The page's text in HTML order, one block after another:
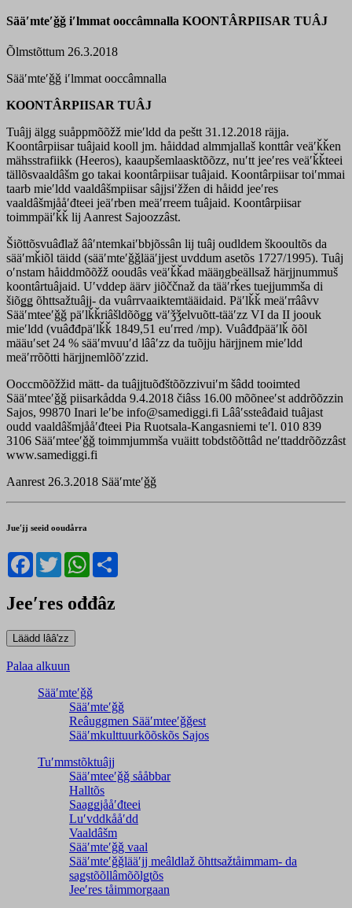
Sääʹmteʹǧǧ iʹlmmat ooccâmnalla KOONTÂRPIISAR TUÂJ
Õlmstõttum 26.3.2018
Sääʹmteʹǧǧ iʹlmmat ooccâmnalla
KOONTÂRPIISAR TUÂJ
Tuâjj älgg suåppmõõžž mieʹldd da peštt 31.12.2018 räjja.
Koontârpiisar tuâjaid kooll jm. håiddad almmjallaš konttâr veäʹǩǩen
mähsstrafiikk (Heeros), kaaupšemlaasktõõzz, nuʹtt jeeʹres veäʹǩǩteei
tällõsvaaldâšm ǥo takai koontârpiisar tuâjaid. Koontârpiisar toiʹmmai
taarb mieʹldd vaaldâšmpiisar sâjjsiʹžžen di håidd jeeʹres
vaaldâšmjååʹđteei jeäʹrben meäʹrreem tuâjaid. Koontârpiisar
toimmpäiʹǩǩ lij Aanrest Sajoozzâst.
Šiõttõsvuâđlaž ââʹntemkaiʹbbjõssân lij tuâj oudldem škooultõs da
sääʹmǩiõl täidd (sääʹmteʹǧǧlääʹjjest uvddum asetõs 1727/1995). Tuâj
oʹnstam håiddmõõžž ooudâs veäʹǩǩad määŋgbeällsaž härjjnummuš
koontârtuâjaid. Uʹvddep äärv jiõččnaž da tääʹrǩes tuejjummša di
šiõǥǥ õhttsažtuâjj- da vuârrvaaiktemtääidaid. Päʹlǩǩ meäʹrrââvv
Sääʹmteeʹǧǧ päʹlǩǩriâšldõõǥǥ väʹǯǯelvuõtt-tääʹzz VI da II joouk
mieʹldd (vuâđđpäʹlǩǩ 1849,51 euʹrred /mp). Vuâđđpääʹlǩ õõl
määuʹset 24 % sääʹmvuuʹd lââʹzz da tuõjju härjjnem mieʹldd
meäʹrrõõtti härjjnemlõõʹzzid.
Ooccmõõžžid mätt- da tuâjjtuõđštõõzzivuiʹm šâdd tooimted
Sääʹmteeʹǧǧ piisarkådda 9.4.2018 čiâss 16.00 mõõneeʹst addrõõzzin
Sajos, 99870 Inari leʹbe info@samediggi.fi Lââʹssteâđaid tuâjast
oudd vaaldâšmjååʹđteei Pia Ruotsala-Kangasniemi teʹl. 010 839
3106 Sääʹmteeʹǧǧ toimmjummša vuäitt tobdstõõttâd neʹttaddrõõzzâst
www.samediggi.fi
Aanrest 26.3.2018 Sääʹmteʹǧǧ
Jueʹjj seeid ooudårra
Facebook
TwitterWhatsApp
Jeeʹres ođđâz
Palaa alkuun
Sääʹmteʹǧǧ
Sääʹmteʹǧǧ
Reâuggmen Sääʹmteeʹǧǧest
Sääʹmkulttuurkõõskõs Sajos
Tuʹmmstõktuâjj
Sääʹmteeʹǧǧ sååbbar
Halltõs
Saaǥǥjååʹđteei
Luʹvddkååʹdd
Vaaldâšm
Sääʹmteʹǧǧ vaal
Sääʹmteʹǧǧlääʹjj meâldlaž õhttsažtåimmam- da
saǥstõõllâmõõlǥtõs
Jeeʹres tåimmorgaan